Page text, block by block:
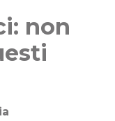
non